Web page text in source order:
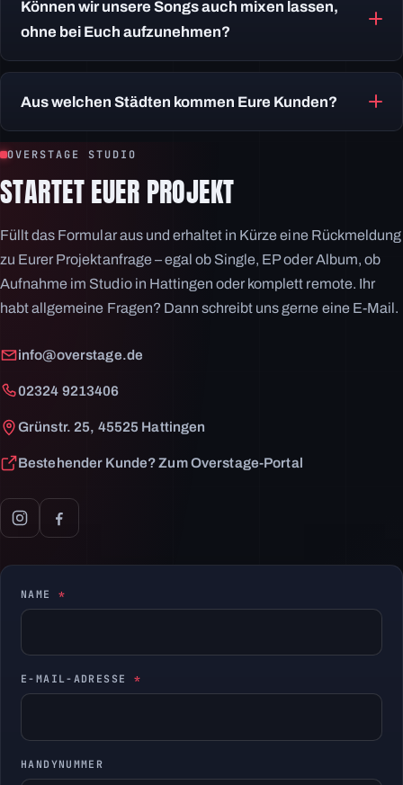
kostenloses Vorgespräch und ein Angebot. Anschließend
folgen Mixing und Mastering. Den Stand Eures Projekts
und alle Mix-Versionen seht Ihr jederzeit im Overstage-
hinterlassen könnt.
Können wir unsere Songs auch mixen lassen,
ohne bei Euch aufzunehmen?
Ja. Genau dafür gibt es Mixing & Mastering: Ihr nehmt
selbst auf und ladet Eure Spuren hoch, wir übernehmen
weltweit – der Großteil der Overstage-Projekte läuft so.
Aus welchen Städten kommen Eure Kunden?
Vor Ort arbeiten wir vor allem mit Bands aus Hattingen,
Ruhrgebiet sowie ganz NRW. Remote spielt die Entfernung
OVERSTAGE STUDIO
STARTET EUER PROJEKT
Füllt das Formular aus und erhaltet in Kürze eine Rückmeldung
zu Eurer Projektanfrage – egal ob Single, EP oder Album, ob
Aufnahme im Studio in Hattingen oder komplett remote. Ihr
habt allgemeine Fragen? Dann schreibt uns gerne eine E-Mail.
info@overstage.de
02324 9213406
Grünstr. 25, 45525 Hattingen
Bestehender Kunde? Zum Overstage-Portal
NAME *
E-MAIL-ADRESSE *
HANDYNUMMER